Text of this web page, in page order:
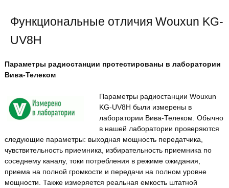
Функциональные отличия Wouxun KG-
UV8H
Параметры радиостанции протестированы в лаборатории
Вива-Телеком
Параметры радиостанции Wouxun
KG-UV8H были измерены в
лаборатории Вива-Телеком. Обычно
в нашей лаборатории проверяются
следующие параметры: выходная мощность передатчика,
чувствительность приемника, избирательность приемника по
соседнему каналу, токи потребления в режиме ожидания,
приема на полной громкости и передачи на полном уровне
мощности. Также измеряется реальная емкость штатной